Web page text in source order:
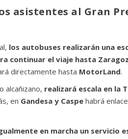
asistentes al Gran
los autobuses realizarán una
continuar el viaje hasta
directamente hasta MotorLand.
alcañizano, realizará escala en la
en Gandesa y Caspe habrá
en marcha un servicio